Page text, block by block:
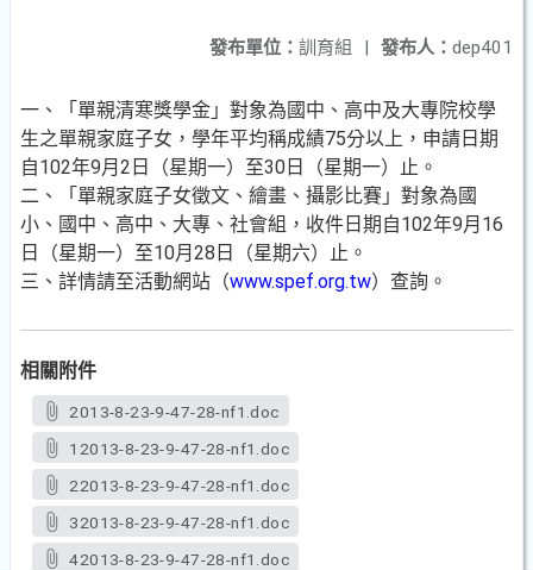
發布人： dep401
發布單位： 訓育組 |
一、「單親清寒獎學金」對象為國中、高中及大專院校學
生之單親家庭子女，學年平均稱成績75分以上，申請日期
自102年9月2日（星期一）至30日（星期一）止。
二、「單親家庭子女徵文、繪畫、攝影比賽」對象為國
小、國中、高中、大專、社會組，收件日期自102年9月16
日（星期一）至10月28日（星期六）止。
三、詳情請至活動網站（www.spef.org.tw）查詢。
相關附件
2013-8-23-9-47-28-nf1.doc
12013-8-23-9-47-28-nf1.doc
22013-8-23-9-47-28-nf1.doc
32013-8-23-9-47-28-nf1.doc
42013-8-23-9-47-28-nf1.doc